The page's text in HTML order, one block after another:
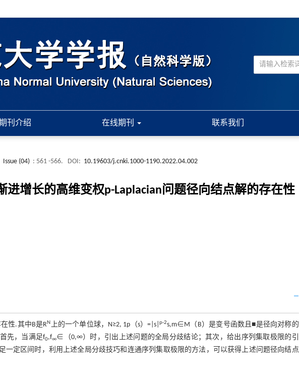
刊介绍 在线期刊 联系我们
Issue (04) : 561 -566. DOI: 10.19603/j.cnki.1000-1190.2022.04.002
增长的高维变权p-Laplacian问题径向结点解的存在性
性.其中B是RN上的一个单位球，N≥2, 1p（s）=|s|p-2s,m∈M（B）是变号函数且■是径向对称的
先，当满足f0,f∞∈（0,∞）时，引出上述问题的全局分歧结论；其次，给出序列集取极限的引
一定区间时，利用上述全局分歧技巧和连通序列集取极限的方法，可以获得上述问题径向结点